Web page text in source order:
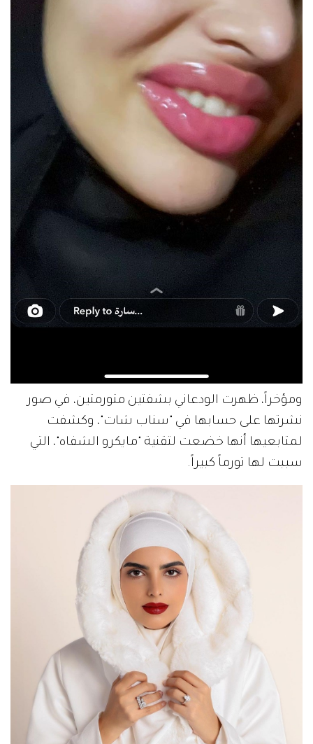
ومؤخراً، ظهرت الودعاني بشفتين متورمتين، في صور
نشرتها على حسابها في "سناب شات"، وكشفت
لمتابعيها أنها خضعت لتقنية "مايكرو الشفاه"، التي
سببت لها تورماً كبيراً.